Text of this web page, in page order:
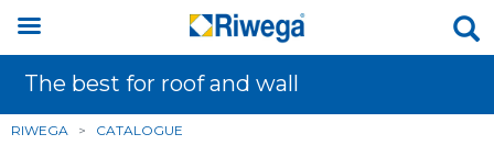
The best for roof and wall
RIWEGA > CATALOGUE